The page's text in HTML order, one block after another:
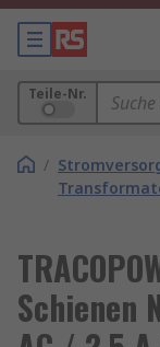
Teile-Nr.
/
Schienen